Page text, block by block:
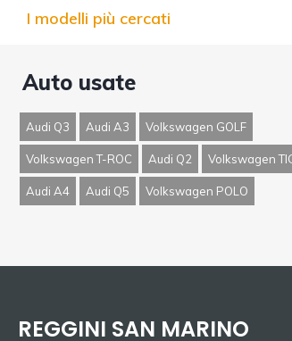
I modelli più cercati
Auto usate
Audi Q3 Audi A3 Volkswagen GOLF
Volkswagen T-ROC Audi Q2 Volkswagen
Audi A4 Audi Q5 Volkswagen POLO
REGGINI SAN MARINO